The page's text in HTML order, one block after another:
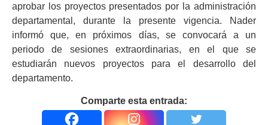
aprobar los proyectos presentados por la administración
departamental, durante la presente vigencia. Nader
informó que, en próximos días, se convocará a un
periodo de sesiones extraordinarias, en el que se
estudiarán nuevos proyectos para el desarrollo del
departamento.
Comparte esta entrada: